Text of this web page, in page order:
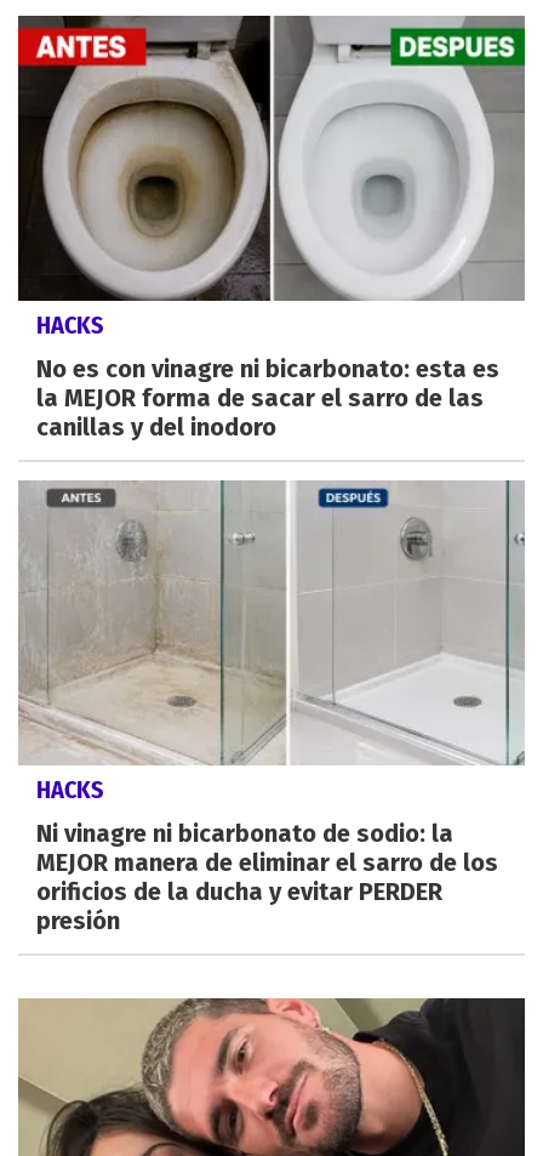
HACKS
No es con vinagre ni bicarbonato: esta es
la MEJOR forma de sacar el sarro de las
canillas y del inodoro
HACKS
Ni vinagre ni bicarbonato de sodio: la
MEJOR manera de eliminar el sarro de los
orificios de la ducha y evitar PERDER
presión